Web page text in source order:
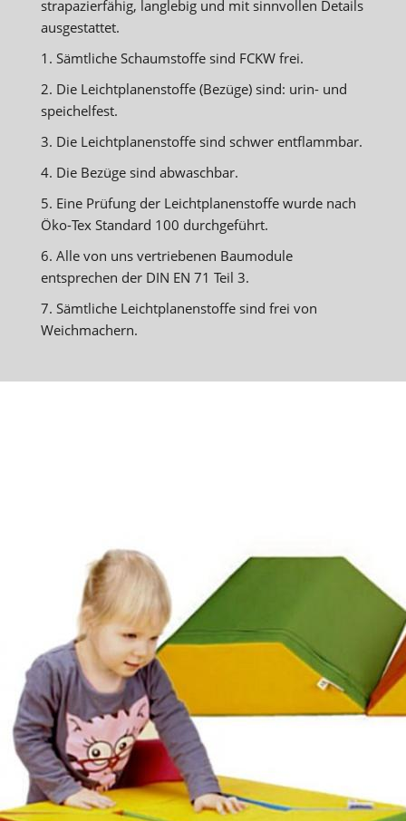
strapazierfähig, langlebig und mit sinnvollen Details
ausgestattet.
1. Sämtliche Schaumstoffe sind FCKW frei.
2. Die Leichtplanenstoffe (Bezüge) sind: urin- und
speichelfest.
3. Die Leichtplanenstoffe sind schwer entflammbar.
4. Die Bezüge sind abwaschbar.
5. Eine Prüfung der Leichtplanenstoffe wurde nach
Öko-Tex Standard 100 durchgeführt.
6. Alle von uns vertriebenen Baumodule
entsprechen der DIN EN 71 Teil 3.
7. Sämtliche Leichtplanenstoffe sind frei von
Weichmachern.